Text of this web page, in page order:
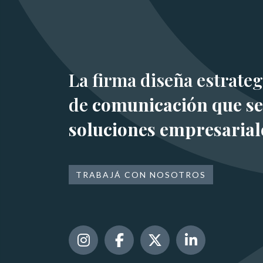
La firma diseña
de comunicación que
soluciones
TRABAJÁ CON NOSOTROS